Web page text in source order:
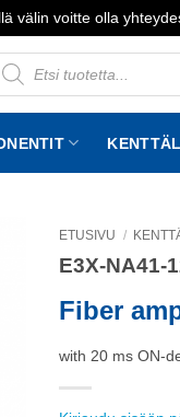
välin voitte olla
ETUSIVU /
E3X-NA41-
Fiber
with 20 ms ON-